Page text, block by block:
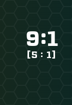
:
[5 : 1]